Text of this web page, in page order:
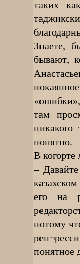
таких
Знаете,
бывают,
там
никакого
понятно.
В
–
его на
потому
понятное